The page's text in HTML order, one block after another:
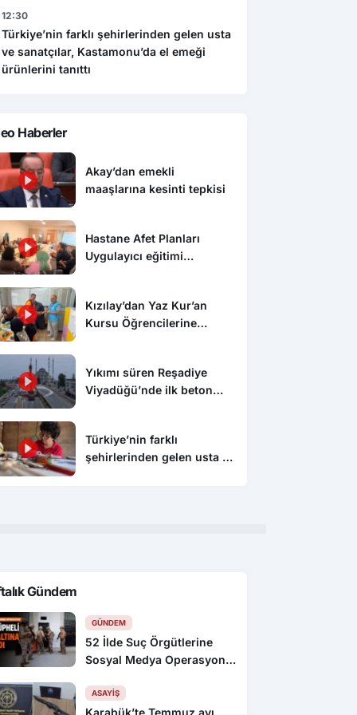
12:30
Türkiye’nin farklı şehirlerinden gelen usta
ve sanatçılar, Kastamonu’da el emeği
ürünlerini tanıttı
Haberler
Akay’dan emekli
maaşlarına kesinti tepkisi
Hastane Afet Planları
Uygulayıcı eğitimi
Kızılay’dan Yaz Kur’an
Kursu Öğrencilerine
Yıkımı süren Reşadiye
Viyadüğü’nde ilk beton
Türkiye’nin farklı
şehirlerinden gelen usta ve
Gündem
GÜNDEM
52 İlde Suç Örgütlerine
Sosyal Medya Operasyonu:
ASAYIŞ
Karabük’te Temmuz ayı